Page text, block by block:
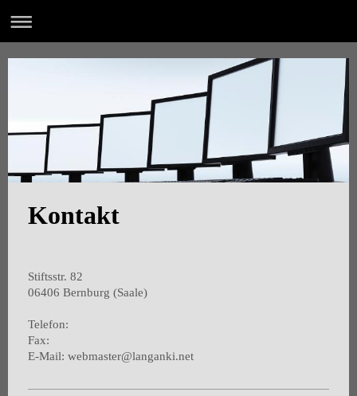
Kontakt
Stiftsstr. 82
06406 Bernburg (Saale)
Telefon:
Fax:
E-Mail: webmaster@langanki.net